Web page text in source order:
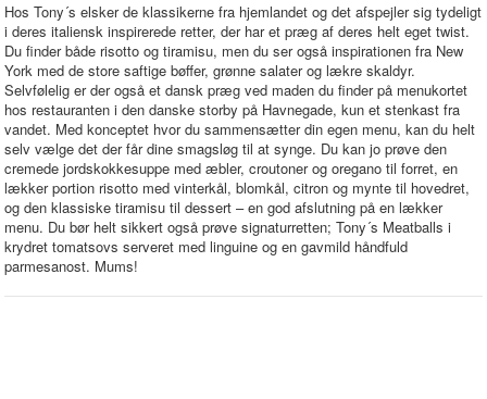
Hos Tony´s elsker de klassikerne fra hjemlandet og det afspejler sig tydeligt
i deres italiensk inspirerede retter, der har et præg af deres helt eget twist.
Du finder både risotto og tiramisu, men du ser også inspirationen fra New
York med de store saftige bøffer, grønne salater og lækre skaldyr.
Selvfølelig er der også et dansk præg ved maden du finder på menukortet
hos restauranten i den danske storby på Havnegade, kun et stenkast fra
vandet. Med konceptet hvor du sammensætter din egen menu, kan du helt
selv vælge det der får dine smagsløg til at synge. Du kan jo prøve den
cremede jordskokkesuppe med æbler, croutoner og oregano til forret, en
lækker portion risotto med vinterkål, blomkål, citron og mynte til hovedret,
og den klassiske tiramisu til dessert – en god afslutning på en lækker
menu. Du bør helt sikkert også prøve signaturretten; Tony´s Meatballs i
krydret tomatsovs serveret med linguine og en gavmild håndfuld
parmesanost. Mums!